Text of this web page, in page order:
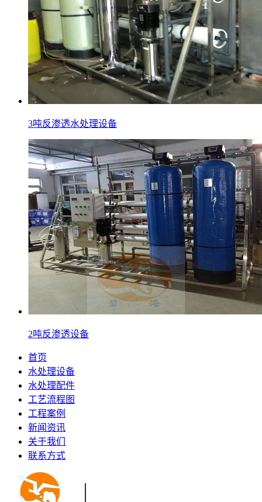
3吨反渗透水处理设备
2吨反渗透设备
首页
水处理设备
水处理配件
工艺流程图
工程案例
新闻资讯
关于我们
联系方式